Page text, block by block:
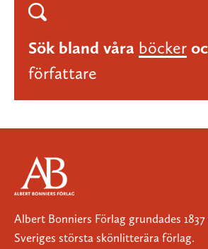
Sök bland våra böcker
författare
Albert Bonniers Förlag grundades
Sveriges största skönlitterära förlag.